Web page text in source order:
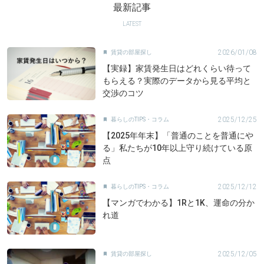
最新記事
LATEST
賃貸の部屋探し 2026/01/08
【実録】家賃発生日はどれくらい待って
もらえる？実際のデータから見る平均と
交渉のコツ
暮らしのTIPS・コラム 2025/12/25
【2025年年末】「普通のことを普通にや
る」私たちが10年以上守り続けている原
点
暮らしのTIPS・コラム 2025/12/12
【マンガでわかる】1Rと1K、運命の分か
れ道
賃貸の部屋探し 2025/12/05